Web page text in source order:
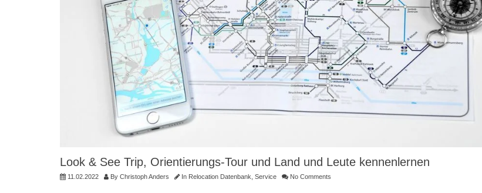
Look & See Trip, Orientierungs-Tour und Land und Leute kennenlernen
11.02.2022 By Christoph Anders In Relocation Datenbank Service No Comments